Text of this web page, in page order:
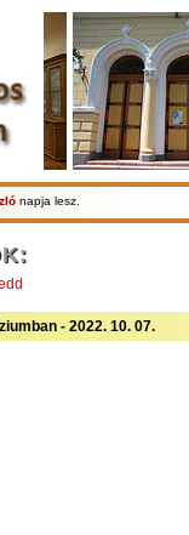
napja lesz.
- 2022. 10. 07.